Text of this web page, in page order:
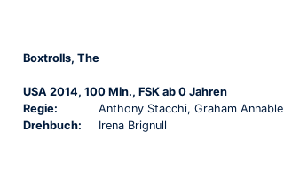
Boxtrolls, The
USA 2014, 100 Min., FSK ab 0 Jahren
Regie:
Anthony Stacchi, Graham Annable
Drehbuch:
Irena Brignull